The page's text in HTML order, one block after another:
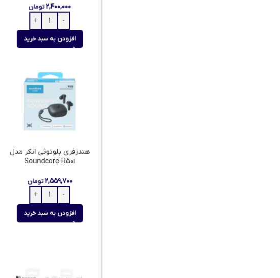
۲,۴۰۰,۰۰۰ تومان
افزودن به سبد خرید
هندزفری بلوتوثی انکر مدل
Soundcore R50i
۲,۵۵۹,۷۰۰ تومان
افزودن به سبد خرید